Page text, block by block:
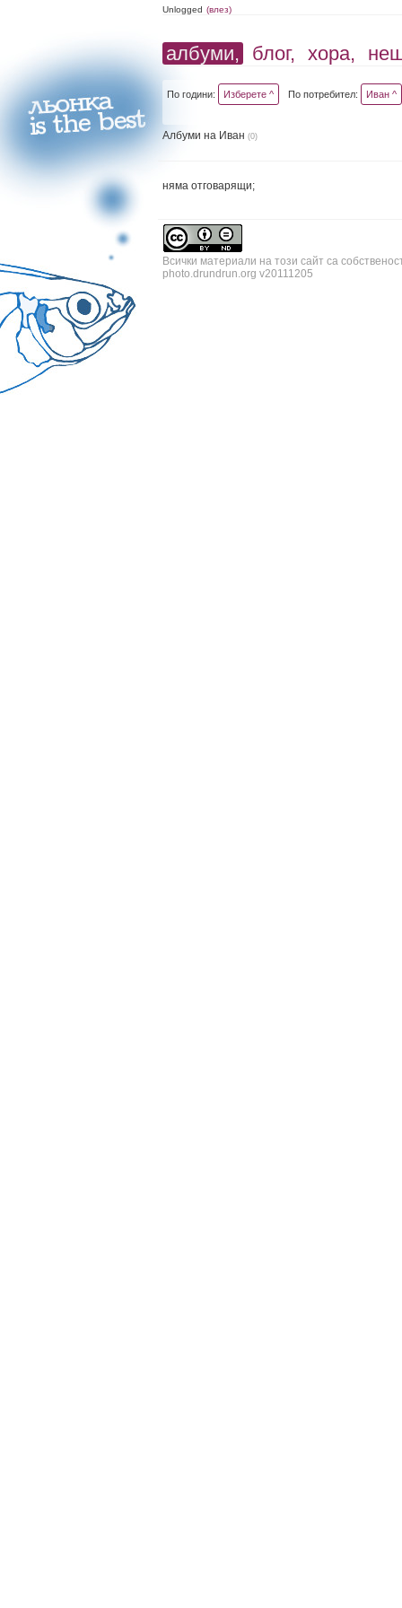
Unlogged (влез)
албуми, блог, хора,
По години: Изберете ^ По потребител: Иван ^
Албуми на Иван(0)
няма отговарящи;
Всички материали на този сайт са
photo.drundrun.org v20111205